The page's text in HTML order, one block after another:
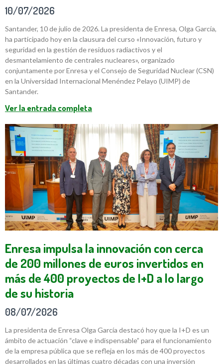
10/07/2026
Santander, 10 de julio de 2026. La presidenta de Enresa, Olga García,
ha participado hoy en la clausura del curso «Innovación, futuro y
seguridad en la gestión de residuos radiactivos y el
desmantelamiento de centrales nucleares», organizado
conjuntamente por Enresa y el Consejo de Seguridad Nuclear (CSN)
en la Universidad Internacional Menéndez Pelayo (UIMP) de
Santander.
Ver la entrada completa
Enresa impulsa la innovación con cerca
de 200 millones de euros invertidos en
más de 400 proyectos de I+D a lo largo
de su historia
08/07/2026
La presidenta de Enresa Olga García destacó hoy que la I+D es un
ámbito de actuación “clave e indispensable” para el funcionamiento
de la empresa pública que se refleja en los más de 400 proyectos
desarrollados en las últimas cuatro décadas con una inversión